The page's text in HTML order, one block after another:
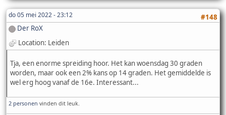
do 05 mei 2022 - 23:12
#148
Der RoX
Location: Leiden
Tja, een enorme spreiding hoor. Het kan woensdag 30 graden
worden, maar ook een 2% kans op 14 graden. Het gemiddelde is
wel erg hoog vanaf de 16e. Interessant...
2 personen vinden dit leuk.